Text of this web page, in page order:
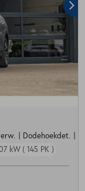
| Dodehoekdet. |
kW ( 145 PK )